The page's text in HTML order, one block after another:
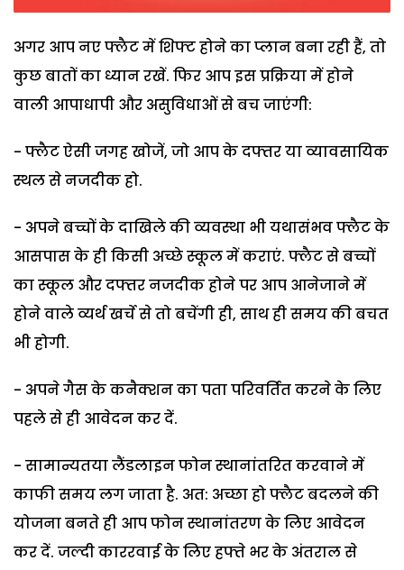
अगर आप नए फ्लैट में शिफ्ट होने का प्लान बना रही हैं, तो
कुछ बातों का ध्यान रखें. फिर आप इस प्रक्रिया में होने
वाली आपाधापी और असुविधाओं से बच जाएंगी:
- फ्लैट ऐसी जगह खोजें, जो आप के दफ्तर या व्यावसायिक
स्थल से नजदीक हो.
- अपने बच्चों के दाखिले की व्यवस्था भी यथासंभव फ्लैट के
आसपास के ही किसी अच्छे स्कूल में कराएं. फ्लैट से बच्चों
का स्कूल और दफ्तर नजदीक होने पर आप आनेजाने में
होने वाले व्यर्थ खर्चे से तो बचेंगी ही, साथ ही समय की बचत
भी होगी.
- अपने गैस के कनैक्शन का पता परिवर्तित करने के लिए
पहले से ही आवेदन कर दें.
- सामान्यतया लैंडलाइन फोन स्थानांतरित करवाने में
काफी समय लग जाता है. अत: अच्छा हो फ्लैट बदलने की
योजना बनते ही आप फोन स्थानांतरण के लिए आवेदन
कर दें. जल्दी काररवाई के लिए हफ्ते भर के अंतराल से